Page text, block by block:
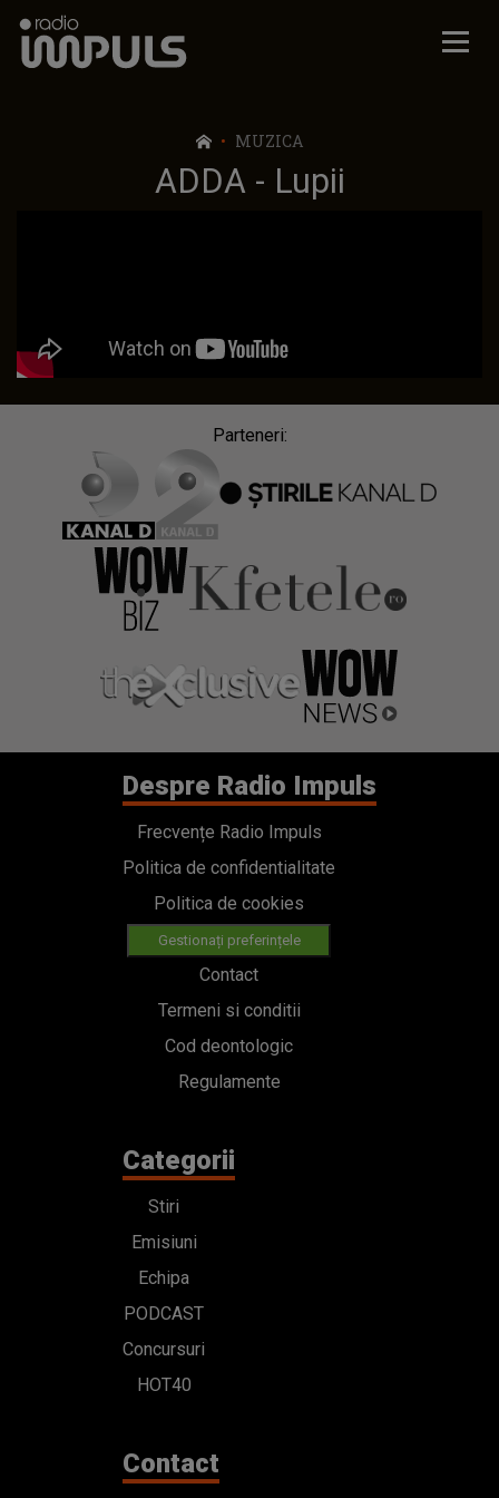
Radio Impuls
MUZICA
ADDA - Lupii
Parteneri:
Despre Radio Impuls
Frecvențe Radio Impuls
Politica de confidentialitate
Politica de cookies
Gestionați preferințele
Contact
Termeni si conditii
Cod deontologic
Regulamente
Categorii
Stiri
Emisiuni
Echipa
PODCAST
Concursuri
HOT40
Contact